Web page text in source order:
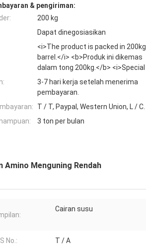
& pengiriman:
200 kg
Dapat dinegosiasikan
<i>The product is packed in 200kg
barrel.</i> <b>Produk ini dikemas
dalam tong 200kg.</b> <i>Special
3-7 hari kerja setelah menerima
pembayaran.
T / T, Paypal, Western Union, L / C.
3 ton per bulan
Menguning Rendah
Cairan susu
No.: T / A